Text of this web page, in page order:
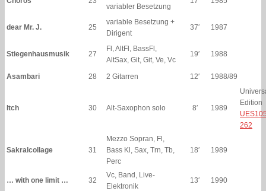
variabler Besetzung
dear Mr. J. 25
variable Besetzung +
Dirigent
37′ 1987
Stiegenhausmusik 27
Fl, AltFl, BassFl,
AltSax, Git, Git, Ve, Vc
19′ 1988
Asambari 28 2 Gitarren 12′ 1988/89
Itch 30 Alt-Saxophon solo 8′ 1989
Edition
262
Sakralcollage 31
Mezzo Sopran, Fl,
Bass Kl, Sax, Trn, Tb,
Perc
18′ 1989
… with one limit … 32
Vc, Band, Live-
Elektronik
13′ 1990